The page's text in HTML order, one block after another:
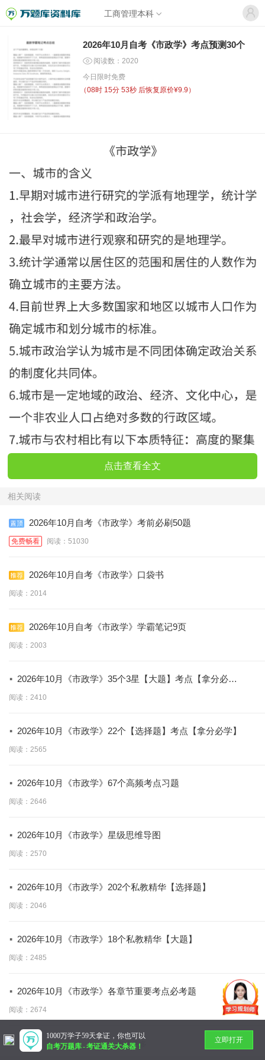
工商管理本科
2026年10月自考《市政学》考点预测30个
阅读数：2020
今日限时免费
（08时 15分 53秒 后恢复原价¥9.9）
点击查看全文
相关阅读
2026年10月自考《市政学》考前必刷50题
免费畅看 阅读：51030
2026年10月自考《市政学》口袋书
阅读：2014
2026年10月自考《市政学》学霸笔记9页
阅读：2003
· 2026年10月《市政学》35个3星【大题】考点【拿分必
背】
阅读：2410
· 2026年10月《市政学》22个【选择题】考点【拿分必学】
阅读：2565
· 2026年10月《市政学》67个高频考点习题
阅读：2646
· 2026年10月《市政学》星级思维导图
阅读：2570
· 2026年10月《市政学》202个私教精华【选择题】
阅读：2046
· 2026年10月《市政学》18个私教精华【大题】
阅读：2485
· 2026年10月《市政学》各章节重要考点必考题
阅读：2674
暂无更多
1000万学子59天拿证，你也可以
自考万题库-考证通关大杀器！
立即打开